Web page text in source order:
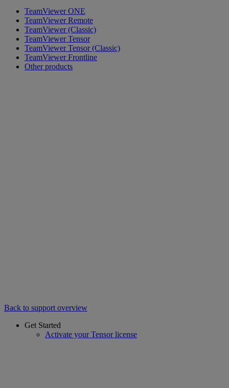
TeamViewer ONE
TeamViewer Remote
TeamViewer (Classic)
TeamViewer Tensor
TeamViewer Tensor (Classic)
TeamViewer Frontline
Other products
Back to support overview
Get Started
Activate your Tensor license